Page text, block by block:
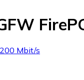
Mbit/s